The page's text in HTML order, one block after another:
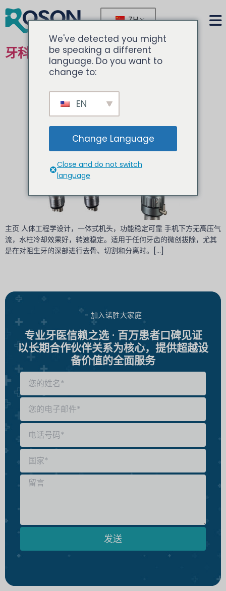
ZH
牙科手机套件
主页 人体工程学设计，一体式机头，功能稳定可靠 手机下方无高压气
流，水柱冷却效果好，转速稳定。适用于任何牙齿的微创拔除，尤其
是在对阻生牙的深部进行去骨、切割和分离时。[...]
- 加入诺胜大家庭
专业牙医信赖之选 · 百万患者口碑见证
以长期合作伙伴关系为核心，提供超越设
备价值的全面服务
发送
We've detected you might
be speaking a different
language. Do you want to
change to:
EN
Change Language
Close and do not switch
language